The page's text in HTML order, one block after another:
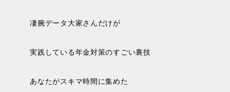
凄腕データ大家さんだけが
実践している年金対策のすごい裏技
あなたがスキマ時間に集めた